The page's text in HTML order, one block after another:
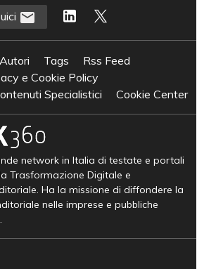
Autori Tags
Rss Feed
e Cookie Policy
Specialistici
Cookie Center
network in Italia di testate e portali
Trasformazione Digitale e
Ha la missione di diffondere la
nelle imprese e pubbliche